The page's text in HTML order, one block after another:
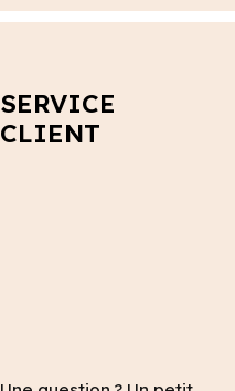
SERVICE
CLIENT